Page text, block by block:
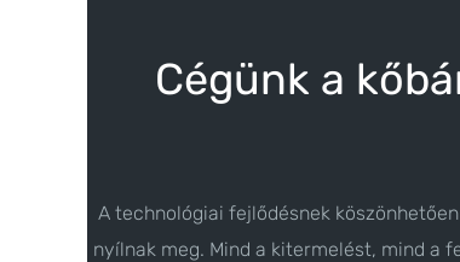
Cégünk a
A technológiai fejlődésnek
nyílnak meg. Mind a kitermelést, mind a